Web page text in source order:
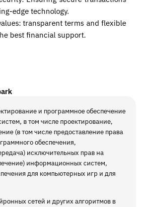
edge technology.
transparent terms and flexible
best financial support.
и программное обеспечение
в том числе проектирование,
(в том числе предоставление права
обеспечения,
исключительных прав на
информационных систем,
для компьютерных игр и для
сетей и других алгоритмов в